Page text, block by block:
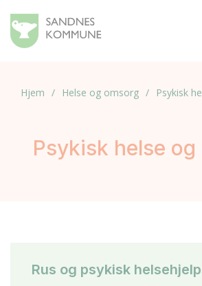
Hjem Helse og omsorg Psykisk
Psykisk helse og
Rus og psykisk